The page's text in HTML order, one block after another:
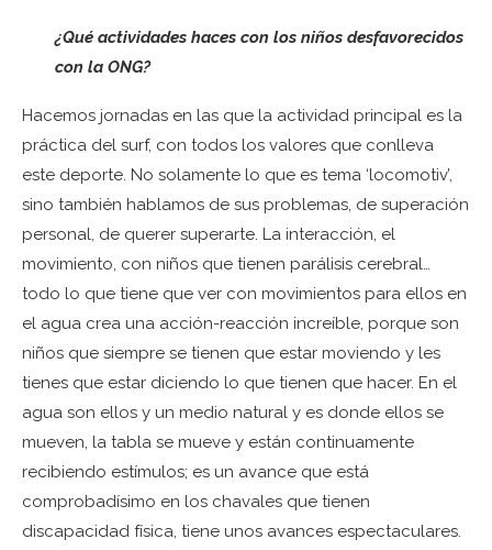
¿Qué actividades haces con los niños desfavorecidos
con la ONG?
Hacemos jornadas en las que la actividad principal es la
práctica del surf, con todos los valores que conlleva
este deporte. No solamente lo que es tema ‘locomotiv’,
sino también hablamos de sus problemas, de superación
personal, de querer superarte. La interacción, el
movimiento, con niños que tienen parálisis cerebral…
todo lo que tiene que ver con movimientos para ellos en
el agua crea una acción-reacción increíble, porque son
niños que siempre se tienen que estar moviendo y les
tienes que estar diciendo lo que tienen que hacer. En el
agua son ellos y un medio natural y es donde ellos se
mueven, la tabla se mueve y están continuamente
recibiendo estímulos; es un avance que está
comprobadísimo en los chavales que tienen
discapacidad física, tiene unos avances espectaculares.